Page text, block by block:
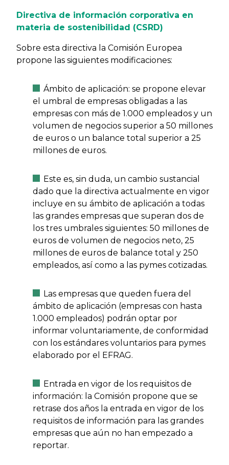
Directiva de información corporativa en
materia de sostenibilidad (CSRD)
Sobre esta directiva la Comisión Europea
propone las siguientes modificaciones:
Ámbito de aplicación: se propone elevar
el umbral de empresas obligadas a las
empresas con más de 1.000 empleados y un
volumen de negocios superior a 50 millones
de euros o un balance total superior a 25
millones de euros.
Este es, sin duda, un cambio sustancial
dado que la directiva actualmente en vigor
incluye en su ámbito de aplicación a todas
las grandes empresas que superan dos de
los tres umbrales siguientes: 50 millones de
euros de volumen de negocios neto, 25
millones de euros de balance total y 250
empleados, así como a las pymes cotizadas.
Las empresas que queden fuera del
ámbito de aplicación (empresas con hasta
1.000 empleados) podrán optar por
informar voluntariamente, de conformidad
con los estándares voluntarios para pymes
elaborado por el EFRAG.
Entrada en vigor de los requisitos de
información: la Comisión propone que se
retrase dos años la entrada en vigor de los
requisitos de información para las grandes
empresas que aún no han empezado a
reportar.